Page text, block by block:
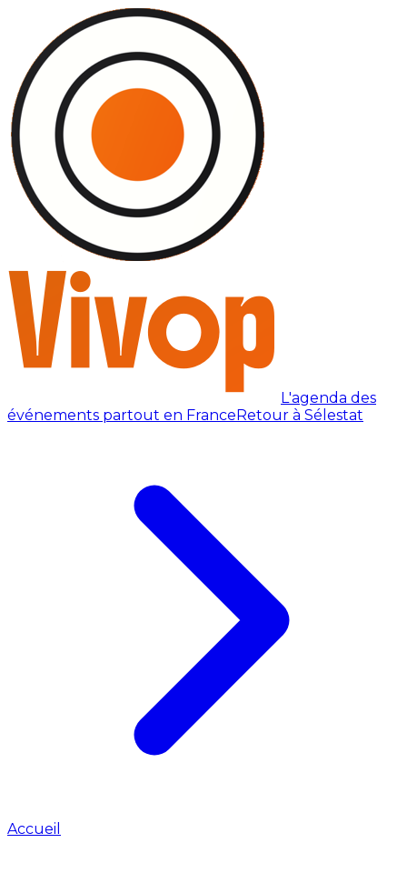
L'agenda des
événements partout en FranceRetour à Sélestat
Accueil